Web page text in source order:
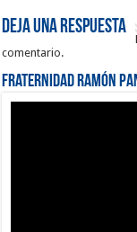
Deja una respuesta
comentario.
Fraternidad Ramón